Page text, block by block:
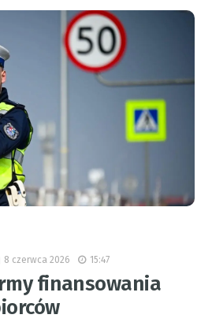
8 czerwca 2026 15:47
finansowania